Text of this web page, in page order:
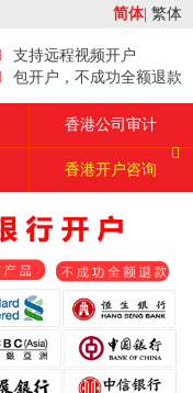
简体| 繁体
支持远程视频开户
包开户，不成功全额退款
香港公司审计
香港开户咨询